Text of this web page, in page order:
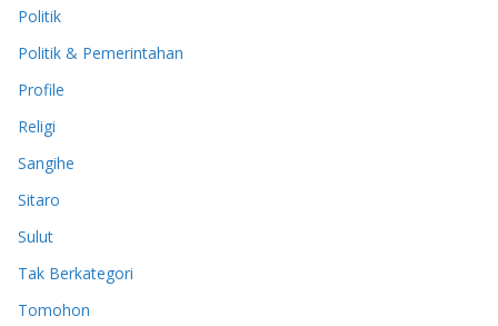
Politik
Politik & Pemerintahan
Profile
Religi
Sangihe
Sitaro
Sulut
Tak Berkategori
Tomohon